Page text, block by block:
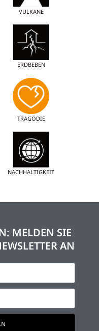
VULKANE
ERDBEBEN
TRAGÖDIE
NACHHALTIGKEIT
MELDEN SIE
AN